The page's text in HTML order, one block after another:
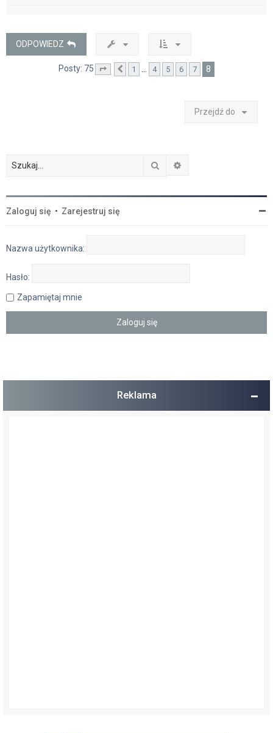
ODPOWIEDZ
Posty: 75 Strona 8 z8
Poprzednia
1 4 5 6 7 8
Przejdź do
Szukaj
Zaloguj się • Zarejestruj się
Nazwa użytkownika:
Hasło:
Zapamiętaj mnie
Reklama